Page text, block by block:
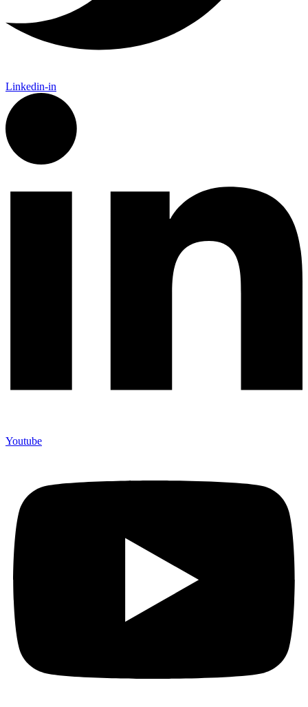
Linkedin-in
Youtube